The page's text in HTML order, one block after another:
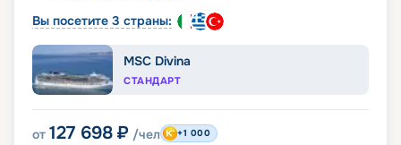
Вы посетите 3 страны:
MSC Divina
СТАНДАРТ
от 127 698 ₽ /чел +1 000